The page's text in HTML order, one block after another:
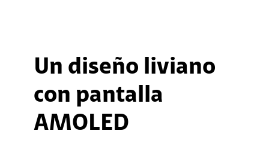
Un diseño liviano
con pantalla
AMOLED